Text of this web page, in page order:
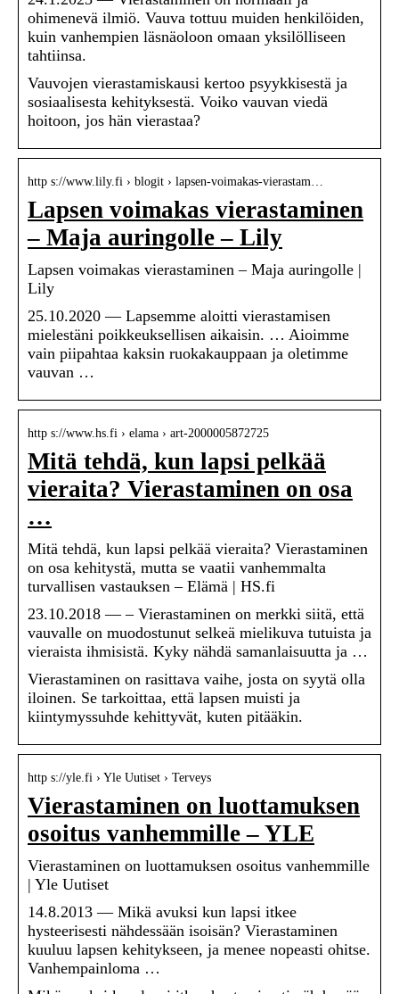
ohimenevä ilmiö. Vauva tottuu muiden henkilöiden,
kuin vanhempien läsnäoloon omaan yksilölliseen
tahtiinsa.
Vauvojen vierastamiskausi kertoo psyykkisestä ja
sosiaalisesta kehityksestä. Voiko vauvan viedä
hoitoon, jos hän vierastaa?
http s://www.lily.fi › blogit › lapsen-voimakas-vierastam…
Lapsen voimakas vierastaminen
– Maja auringolle – Lily
Lapsen voimakas vierastaminen – Maja auringolle |
Lily
25.10.2020 — Lapsemme aloitti vierastamisen
mielestäni poikkeuksellisen aikaisin. … Aioimme
vain piipahtaa kaksin ruokakauppaan ja oletimme
vauvan …
http s://www.hs.fi › elama › art-2000005872725
Mitä tehdä, kun lapsi pelkää
vieraita? Vierastaminen on osa
…
Mitä tehdä, kun lapsi pelkää vieraita? Vierastaminen
on osa kehitystä, mutta se vaatii vanhemmalta
turvallisen vastauksen – Elämä | HS.fi
23.10.2018 — – Vierastaminen on merkki siitä, että
vauvalle on muodostunut selkeä mielikuva tutuista ja
vieraista ihmisistä. Kyky nähdä samanlaisuutta ja …
Vierastaminen on rasittava vaihe, josta on syytä olla
iloinen. Se tarkoittaa, että lapsen muisti ja
kiintymyssuhde kehittyvät, kuten pitääkin.
http s://yle.fi › Yle Uutiset › Terveys
Vierastaminen on luottamuksen
osoitus vanhemmille – YLE
Vierastaminen on luottamuksen osoitus vanhemmille
| Yle Uutiset
14.8.2013 — Mikä avuksi kun lapsi itkee
hysteerisesti nähdessään isoisän? Vierastaminen
kuuluu lapsen kehitykseen, ja menee nopeasti ohitse.
Vanhempainloma …